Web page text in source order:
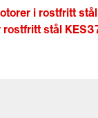
i rostfritt
rostfritt stål